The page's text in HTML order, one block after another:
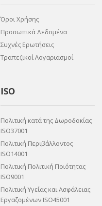
Όροι Χρήσης
Προσωπικά Δεδομένα
Συχνές Ερωτήσεις
Τραπεζικοί Λογαριασμοί
ISO
Πολιτική κατά της Δωροδοκίας
ISO37001
Πολιτική Περιβάλλοντος
ISO14001
Πολιτική Πολιτική Ποιότητας
ISO9001
Πολιτική Υγείας και Ασφάλειας
Εργαζομένων ISO45001